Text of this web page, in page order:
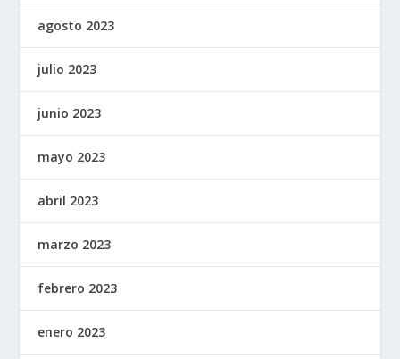
agosto 2023
julio 2023
junio 2023
mayo 2023
abril 2023
marzo 2023
febrero 2023
enero 2023